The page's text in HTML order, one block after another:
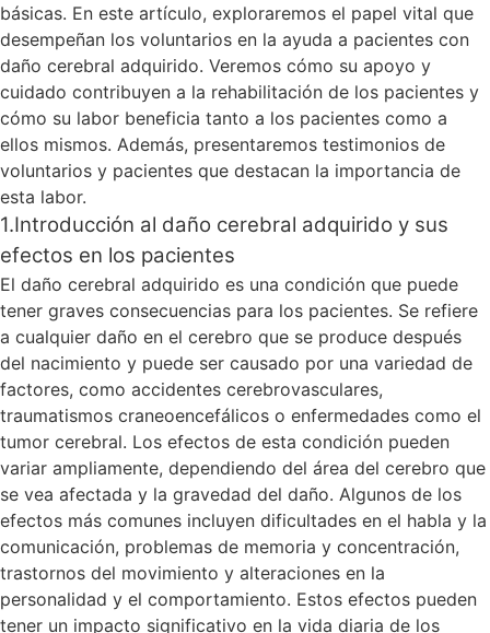
básicas. En este artículo, exploraremos el papel vital que
desempeñan los voluntarios en la ayuda a pacientes con
daño cerebral adquirido. Veremos cómo su apoyo y
cuidado contribuyen a la rehabilitación de los pacientes y
cómo su labor beneficia tanto a los pacientes como a
ellos mismos. Además, presentaremos testimonios de
voluntarios y pacientes que destacan la importancia de
esta labor.
1.Introducción al daño cerebral adquirido y sus
efectos en los pacientes
El daño cerebral adquirido es una condición que puede
tener graves consecuencias para los pacientes. Se refiere
a cualquier daño en el cerebro que se produce después
del nacimiento y puede ser causado por una variedad de
factores, como accidentes cerebrovasculares,
traumatismos craneoencefálicos o enfermedades como el
tumor cerebral. Los efectos de esta condición pueden
variar ampliamente, dependiendo del área del cerebro que
se vea afectada y la gravedad del daño. Algunos de los
efectos más comunes incluyen dificultades en el habla y la
comunicación, problemas de memoria y concentración,
trastornos del movimiento y alteraciones en la
personalidad y el comportamiento. Estos efectos pueden
tener un impacto significativo en la vida diaria de los